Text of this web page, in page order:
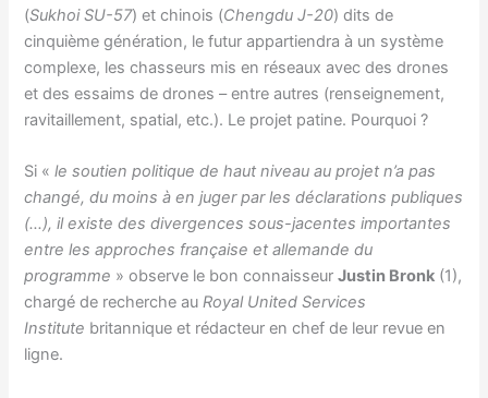
(Sukhoi SU-57) et chinois (Chengdu J-20) dits de
cinquième génération, le futur appartiendra à un système
complexe, les chasseurs mis en réseaux avec des drones
et des essaims de drones – entre autres (renseignement,
ravitaillement, spatial, etc.). Le projet patine. Pourquoi ?
Si «le soutien politique de haut niveau au projet n’a pas
changé, du moins à en juger par les déclarations publiques
(…), il existe des divergences sous-jacentes importantes
entre les approches française et allemande du
programme » observe le bon connaisseurJustin Bronk (1),
chargé de recherche auRoyal United Services
Institute britannique et rédacteur en chef de leur revue en
ligne.